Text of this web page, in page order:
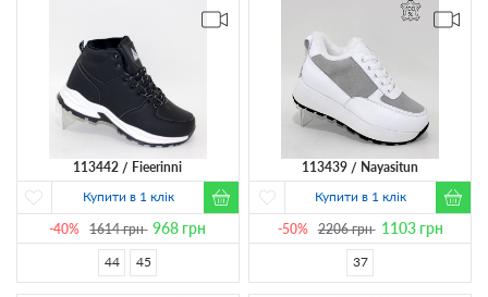
113442
Fieerinni
Купити в 1 клік
-40% 1614грн 968 грн
44 45
113439
Nayasitun
Купити в 1 клік
-50% 2206грн 1103грн
37